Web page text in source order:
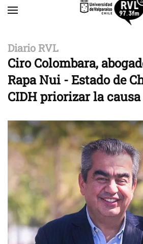
Diario RVL
Ciro Colombara,
Rapa Nui - Estado de
CIDH priorizar la causa